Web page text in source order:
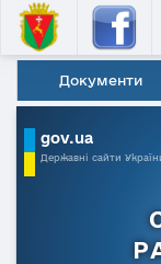
Документи
gov.ua
Державні сайти